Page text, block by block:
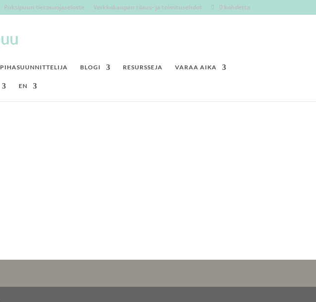
Puksipuun tietosuojaseloste Verkkokaupan tilaus- ja toimitusehdot 0 kohdetta
PIHASUUNNITTELIJA BLOGI RESURSSEJA VARAA AIKA
EN